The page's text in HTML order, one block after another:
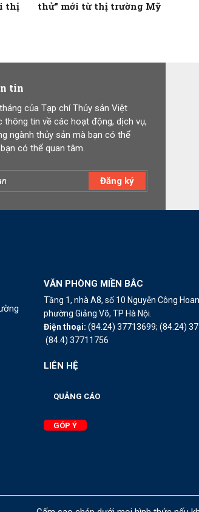
thị
thử” mới từ thị trường Mỹ
tin
của Tạp chí Thủy sản Việt
thông tin về các hoạt động, dịch vụ,
ngành thủy sản mà bạn có thể
có thể quan tâm.
VĂN PHÒNG MIỀN BẮC
Tầng 1, nhà A8, số 10 Nguyễn Công
phường Giảng Võ, TP Hà Nội.
Điện thoại:(84.24) 37713699;(84.24)
(84.4) 37711756
LIÊN HỆ
QUẢNG CÁO
GÓP Ý